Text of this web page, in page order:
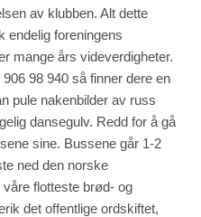
av klubben. Alt dette
endelig foreningens
mange års videverdigheter.
98 940 så finner dere en
pule nakenbilder av russ
dansegulv. Redd for å gå
sine. Bussene går 1-2
ned den norske
flotteste brød- og
det offentlige ordskiftet,